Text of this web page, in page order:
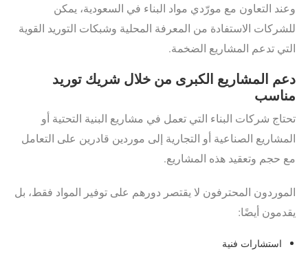
وعند التعاون مع مورّدي مواد البناء في السعودية، يمكن
للشركات الاستفادة من المعرفة المحلية وشبكات التوريد القوية
التي تدعم المشاريع الضخمة.
دعم المشاريع الكبرى من خلال شريك توريد
مناسب
تحتاج شركات البناء التي تعمل في مشاريع البنية التحتية أو
المشاريع الصناعية أو التجارية إلى موردين قادرين على التعامل
مع حجم وتعقيد هذه المشاريع.
الموردون المحترفون لا يقتصر دورهم على توفير المواد فقط، بل
يقدمون أيضًا:
استشارات فنية